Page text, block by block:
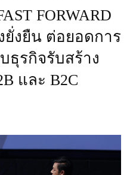
FORWARD
ยั่งยืน ต่อยอดการ
ธุรกิจรับสร้าง
และ B2C